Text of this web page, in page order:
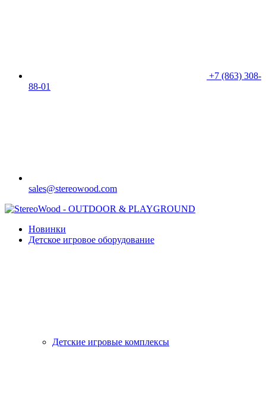
+7 (863) 308-
88-01
sales@stereowood.com
Новинки
Детское игровое оборудование
Детские игровые комплексы